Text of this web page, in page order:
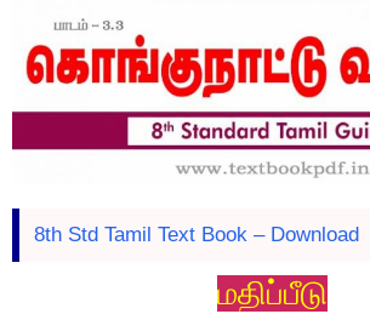
8th Std Tamil Text Book – Download
மதிப்பீடு